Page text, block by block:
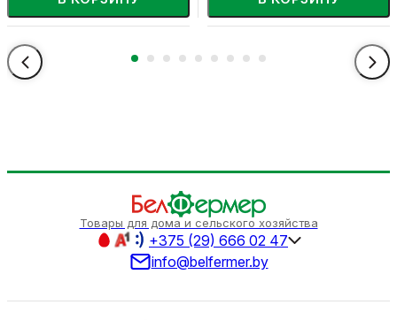
Товары для дома и сельского хозяйства
+375 (29) 666 02 47
info@belfermer.by